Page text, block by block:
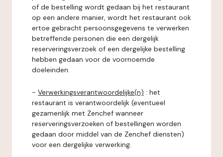
of de bestelling wordt gedaan bij het restaurant
op een andere manier, wordt het restaurant ook
ertoe gebracht persoonsgegevens te verwerken
betreffende personen die een dergelijk
reserveringsverzoek of een dergelijke bestelling
hebben gedaan voor de voornoemde
doeleinden.
- Verwerkingsverantwoordelijke(n) : het
restaurant is verantwoordelijk (eventueel
gezamenlijk met Zenchef wanneer
reserveringsverzoeken of bestellingen worden
gedaan door middel van de Zenchef diensten)
voor een dergelijke verwerking.